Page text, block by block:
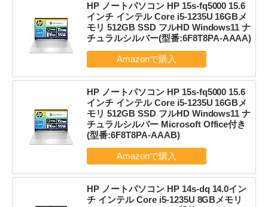
HP ノートパソコン HP 15s-fq5000 15.6
インチ インテル Core i5-1235U 16GBメ
モリ 512GB SSD フルHD Windows11 ナ
チュラルシルバー(型番:6F8T8PA-AAAA)
HP ノートパソコン HP 15s-fq5000 15.6
インチ インテル Core i5-1235U 16GBメ
モリ 512GB SSD フルHD Windows11 ナ
チュラルシルバー Microsoft Office付き
(型番:6F8T8PA-AAAB)
HP ノートパソコン HP 14s-dq 14.0イン
チ インテル Core i5-1235U 8GBメモリ